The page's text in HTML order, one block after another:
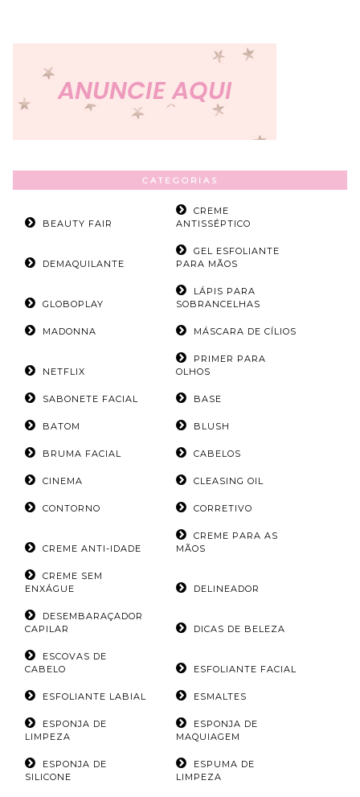
CATEGORIAS
BEAUTY FAIR
CREME
ANTISSÉPTICO
DEMAQUILANTE
GEL ESFOLIANTE
PARA MÃOS
GLOBOPLAY
LÁPIS PARA
SOBRANCELHAS
MADONNA MÁSCARA DE CÍLIOS
NETFLIX
PRIMER PARA
OLHOS
SABONETE FACIAL BASE
BATOM BLUSH
BRUMA FACIAL CABELOS
CINEMA CLEASING OIL
CONTORNO CORRETIVO
CREME ANTI-IDADE
CREME PARA AS
MÃOS
CREME SEM
ENXÁGUE
DELINEADOR
DESEMBARAÇADOR
CAPILAR
DICAS DE BELEZA
ESCOVAS DE
CABELO
ESFOLIANTE FACIAL
ESFOLIANTE LABIAL ESMALTES
ESPONJA DE
LIMPEZA
ESPONJA DE
MAQUIAGEM
ESPONJA DE
SILICONE
ESPUMA DE
LIMPEZA